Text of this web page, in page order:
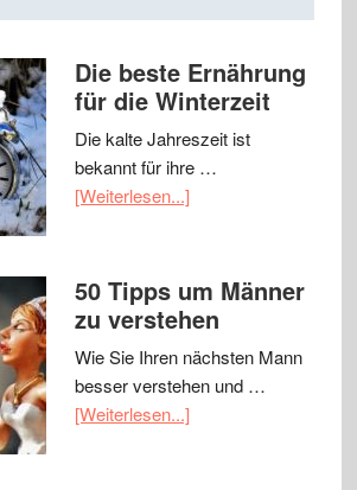
Die beste Ernährung
für die Winterzeit
Die kalte Jahreszeit ist
bekannt für ihre …
[Weiterlesen...]
50 Tipps um Männer
zu verstehen
Wie Sie Ihren nächsten Mann
besser verstehen und …
[Weiterlesen...]